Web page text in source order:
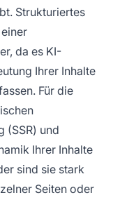
Strukturiertes
da es KI-
Ihrer Inhalte
Für die
(SSR) und
Ihrer Inhalte
sind sie stark
Seiten oder